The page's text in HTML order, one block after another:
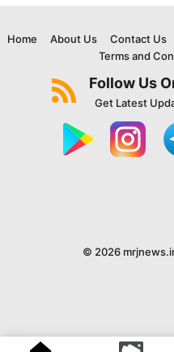
Home About Us Contact Us
Terms and
Follow Us
Get Latest
© 2026